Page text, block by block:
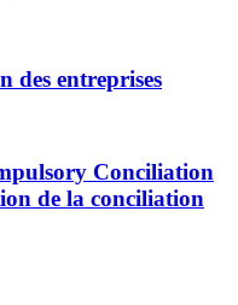
des entreprises
Conciliation
de la conciliation